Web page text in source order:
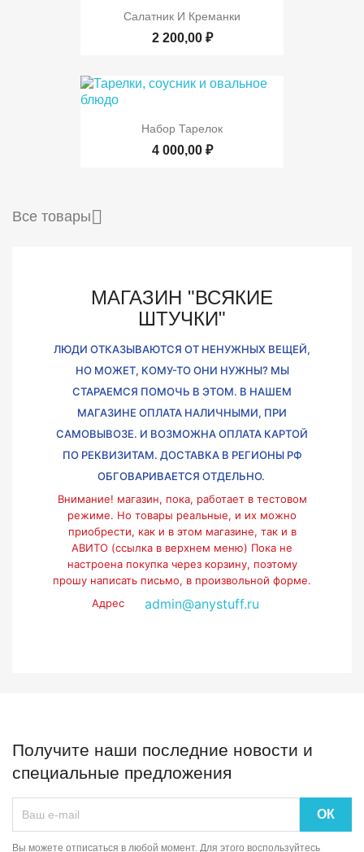
Салатник И Креманки
2 200,00 ₽
Набор Тарелок
4 000,00 ₽
Все товары
МАГАЗИН "ВСЯКИЕ
ШТУЧКИ"
ЛЮДИ ОТКАЗЫВАЮТСЯ ОТ НЕНУЖНЫХ ВЕЩЕЙ,
НО МОЖЕТ, КОМУ-ТО ОНИ НУЖНЫ? МЫ
СТАРАЕМСЯ ПОМОЧЬ В ЭТОМ. В НАШЕМ
МАГАЗИНЕ ОПЛАТА НАЛИЧНЫМИ, ПРИ
САМОВЫВОЗЕ. И ВОЗМОЖНА ОПЛАТА КАРТОЙ
ПО РЕКВИЗИТАМ. ДОСТАВКА В РЕГИОНЫ РФ
ОБГОВАРИВАЕТСЯ ОТДЕЛЬНО.
Внимание! магазин, пока, работает в тестовом
режиме. Но товары реальные, и их можно
приобрести, как и в этом магазине, так и в
АВИТО (ссылка в верхнем меню) Пока не
настроена покупка через корзину, поэтому
прошу написать письмо, в произвольной форме.
Адрес
admin@anystuff.ru
Получите наши последние новости и
специальные предложения
Вы можете отписаться в любой момент. Для этого воспользуйтесь